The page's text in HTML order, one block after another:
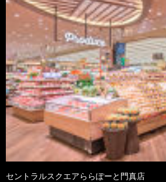
セントラルスクエアららぽーと門真店